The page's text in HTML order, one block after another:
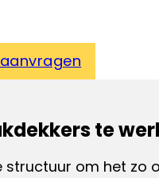
te
om het zo